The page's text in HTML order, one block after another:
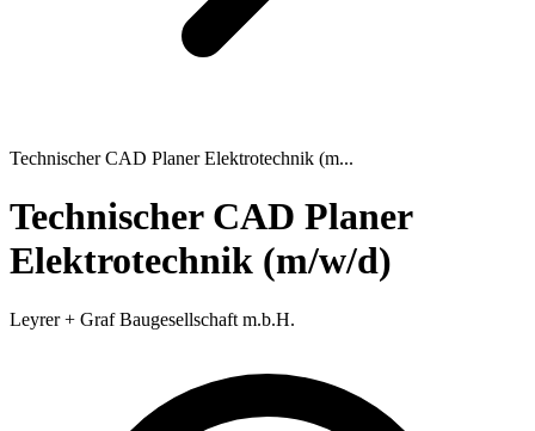
Technischer CAD Planer Elektrotechnik (m...
Technischer CAD Planer
Elektrotechnik (m/w/d)
Leyrer + Graf Baugesellschaft m.b.H.